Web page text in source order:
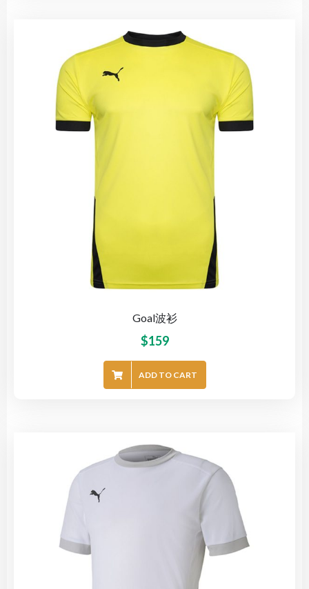
Goal波衫
$159
ADD TO CART